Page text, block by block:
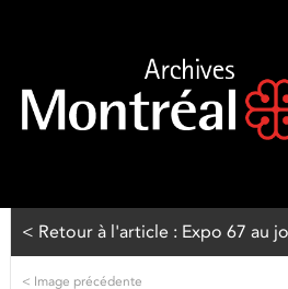
< Retour à l'article : Expo 67 au
< Image précédente